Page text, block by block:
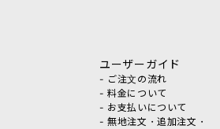
ユーザーガイド
- ご注文の流れ
- 料金について
- お支払いについて
- 無地注文・追加注文・